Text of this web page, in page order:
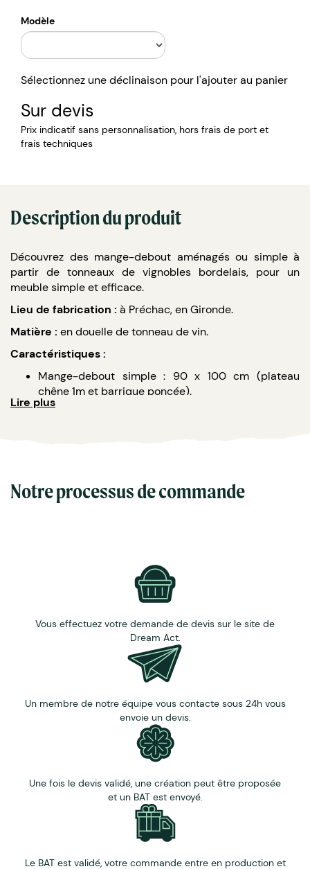
Modèle
Sélectionnez une déclinaison pour l'ajouter au panier
Sur devis
Prix indicatif sans personnalisation, hors frais de port et
frais techniques
Description du produit
Découvrez des mange-debout aménagés ou simple à
partir de tonneaux de vignobles bordelais, pour un
meuble simple et efficace.
Lieu de fabrication : à Préchac, en Gironde.
Matière : en douelle de tonneau de vin.
Caractéristiques :
Mange-debout simple : 90 x 100 cm (plateau
chêne 1m et barrique poncée).
Mange-debout aménagé : 110 x 100 cm (plateau
Lire plus
Notre processus de commande
Vous effectuez votre demande de devis sur le site de
Dream Act.
Un membre de notre équipe vous contacte sous 24h vous
envoie un devis.
Une fois le devis validé, une création peut être proposée
et un BAT est envoyé.
Le BAT est validé, votre commande entre en production et